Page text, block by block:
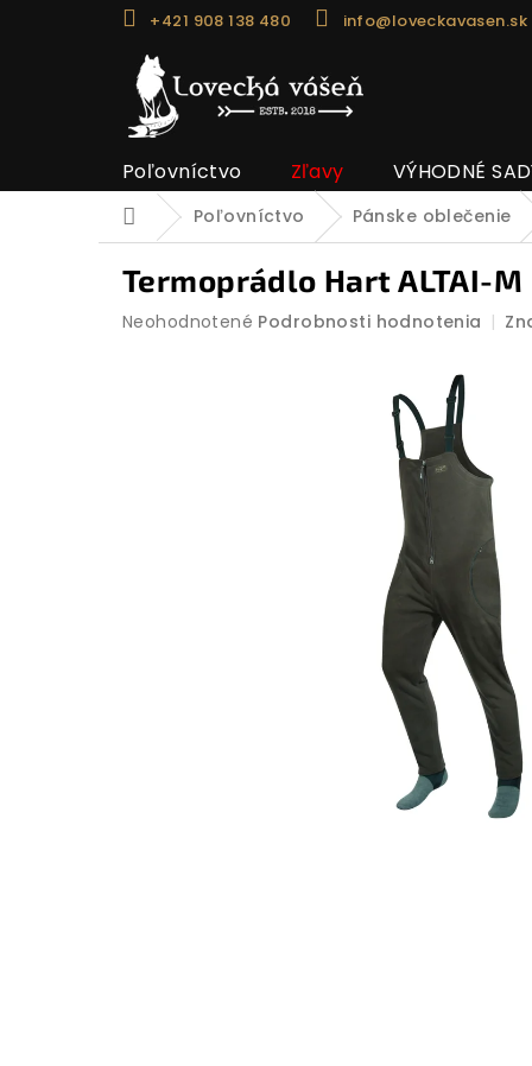
+421 908 138 480 info@loveckavasen.sk
Poľovníctvo Zľavy VÝHODNÉ
DomovPoľovníctvo Pánske oblečenie
Termoprádlo Hart ALTAI-M
Priemerné
Neohodnotené Podrobnosti hodnotenia